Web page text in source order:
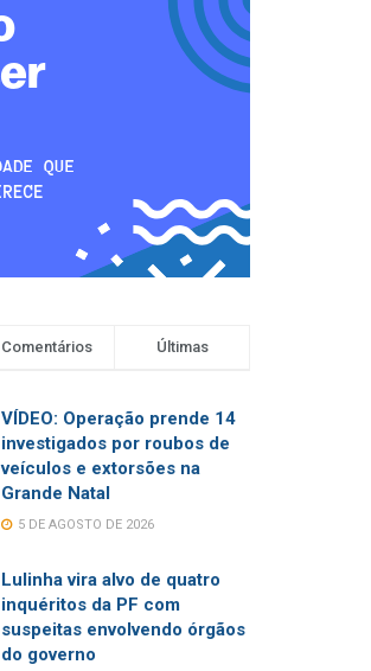
Comentários Últimas
VÍDEO: Operação prende 14
investigados por roubos de
veículos e extorsões na
Grande Natal
5 DE AGOSTO DE 2026
Lulinha vira alvo de quatro
inquéritos da PF com
suspeitas envolvendo órgãos
do governo